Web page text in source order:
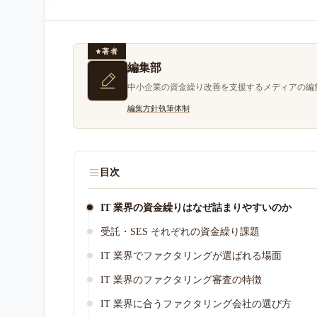
著者
編集部
中小企業の資金繰り改善を支援するメディアの編
編集方針執筆体制
目次
IT 業界の資金繰りはなぜ詰まりやすいのか
受託・SES それぞれの資金繰り課題
IT 業界でファクタリングが選ばれる場面
IT 業界のファクタリング審査の特徴
IT 業界に合うファクタリング会社の選び方